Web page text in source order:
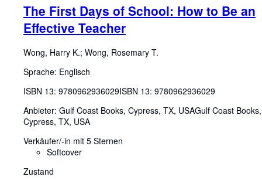
The First Days of School: How to Be an
Effective Teacher
Wong, Harry K.; Wong, Rosemary T.
Sprache: Englisch
ISBN 13: 9780962936029ISBN 13: 9780962936029
Anbieter: Gulf Coast Books, Cypress, TX, USAGulf Coast Books,
Cypress, TX, USA
Verkäufer/-in mit 5 Sternen
Softcover
Zustand